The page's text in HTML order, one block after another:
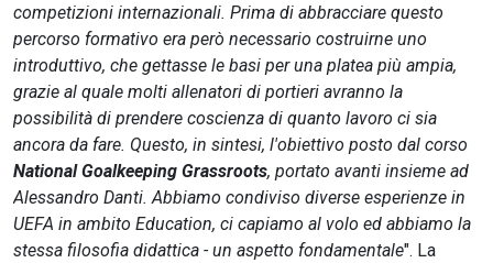
competizioni internazionali. Prima di abbracciare questo
percorso formativo era però necessario costruirne uno
introduttivo, che gettasse le basi per una platea più ampia,
grazie al quale molti allenatori di portieri avranno la
possibilità di prendere coscienza di quanto lavoro ci sia
ancora da fare. Questo, in sintesi, l'obiettivo posto dal corso
National Goalkeeping Grassroots, portato avanti insieme ad
Alessandro Danti. Abbiamo condiviso diverse esperienze in
UEFA in ambito Education, ci capiamo al volo ed abbiamo la
stessa filosofia didattica - un aspetto fondamentale". La